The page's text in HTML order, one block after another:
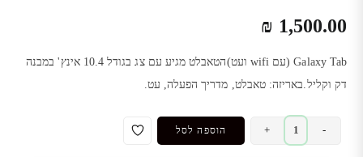
₪ 1,500.00
Galaxy Tab (עם wifi ועט)הטאבלט מגיע עם צג בגודל 10.4 אינץ' במבנה
דק וקליל.באריזה: טאבלט, מדריך הפעלה, עט.
-
כמות
של
+ הוספה לסל